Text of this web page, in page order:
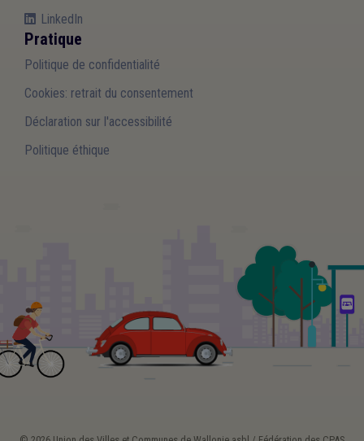
LinkedIn
Pratique
Politique de confidentialité
Cookies: retrait du consentement
Déclaration sur l'accessibilité
Politique éthique